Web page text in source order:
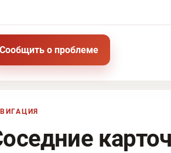
Сообщить о проблеме